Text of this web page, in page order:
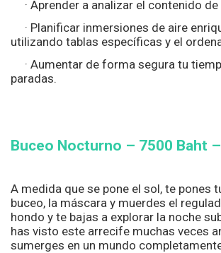
· Aprender a analizar el contenido de
· Planificar inmersiones de aire
utilizando tablas específicas y el
· Aumentar de forma segura tu
paradas.
Buceo Nocturno – 7500 Baht
A medida que se pone el sol, te pones
buceo, la máscara y muerdes el
hondo y te bajas a explorar la noche
has visto este arrecife muchas veces
sumerges en un mundo